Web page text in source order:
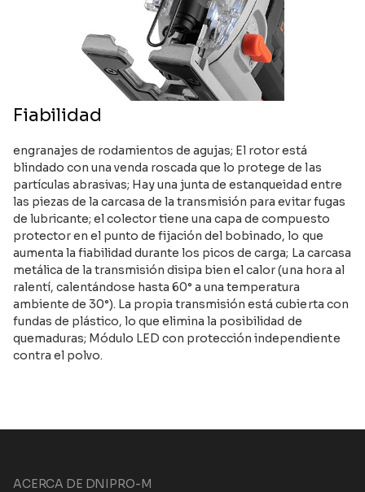
Fiabilidad
engranajes de rodamientos de agujas; El rotor está
blindado con una venda roscada que lo protege de las
partículas abrasivas; Hay una junta de estanqueidad entre
las piezas de la carcasa de la transmisión para evitar fugas
de lubricante; el colector tiene una capa de compuesto
protector en el punto de fijación del bobinado, lo que
aumenta la fiabilidad durante los picos de carga; La carcasa
metálica de la transmisión disipa bien el calor (una hora al
ralentí, calentándose hasta 60° a una temperatura
ambiente de 30°). La propia transmisión está cubierta con
fundas de plástico, lo que elimina la posibilidad de
quemaduras; Módulo LED con protección independiente
contra el polvo.
ACERCA DE DNIPRO-M